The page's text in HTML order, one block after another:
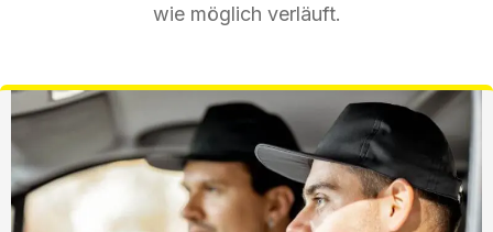
wie möglich verläuft.